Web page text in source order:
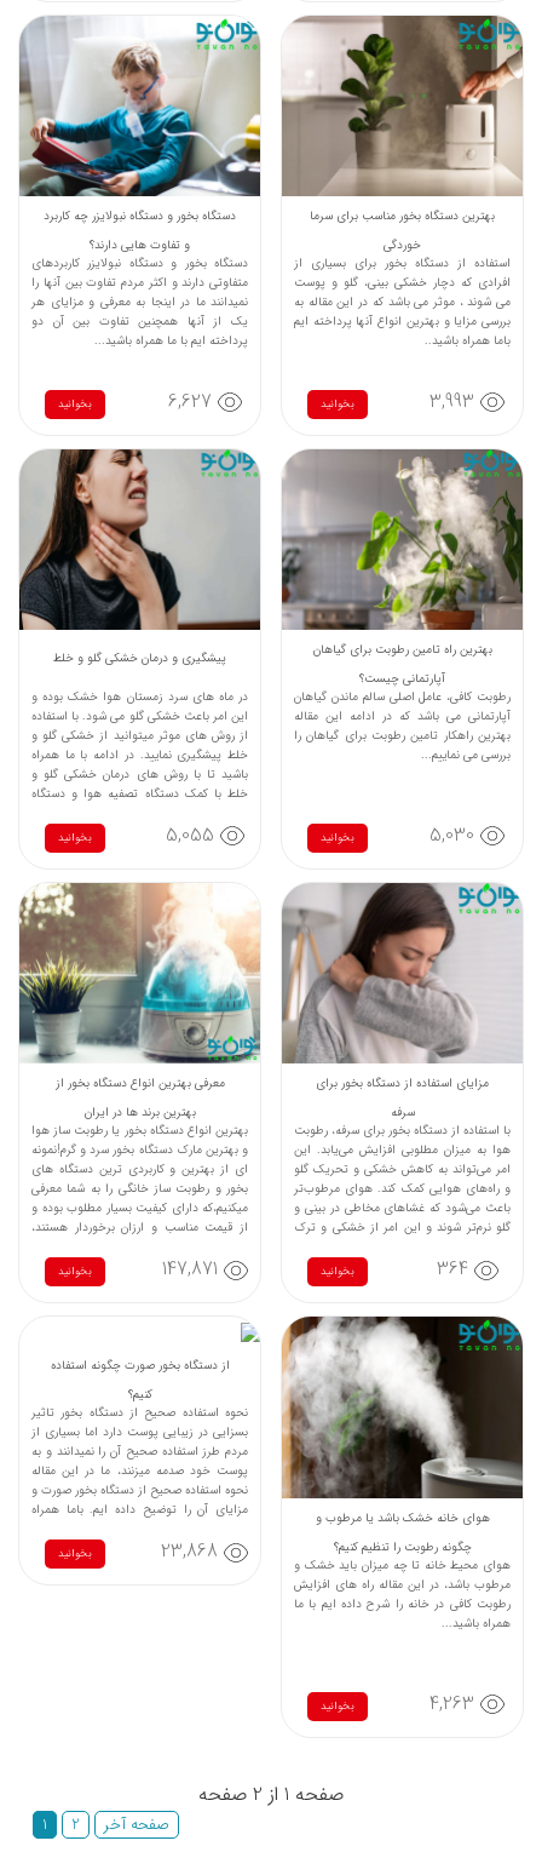
بهترین دستگاه بخور مناسب برای سرما
خوردگی
استفاده از دستگاه بخور برای بسیاری از
افرادی که دچار خشکی بینی، گلو و پوست
می شوند ، موثر می باشد که در این مقاله به
بررسی مزایا و بهترین انواع آنها پرداخته ایم
باما همراه باشید..
3,993 بخوانید
دستگاه بخور و دستگاه نبولایزر چه کاربرد
و تفاوت هایی دارند؟
دستگاه بخور و دستگاه نبولایزر کاربردهای
متفاوتی دارند و اکثر مردم تفاوت بین آنها را
نمیدانند ما در اینجا به معرفی و مزایای هر
یک از آنها همچنین تفاوت بین آن دو
پرداخته ایم با ما همراه باشید...
6,627 بخوانید
بهترین راه تامین رطوبت برای گیاهان
آپارتمانی چیست؟
رطوبت کافی، عامل اصلی سالم ماندن گیاهان
آپارتمانی می باشد که در ادامه این مقاله
بهترین راهکار تامین رطوبت برای گیاهان را
بررسی می نماییم...
5,030 بخوانید
پیشگیری و درمان خشکی گلو و خلط
در ماه های سرد زمستان هوا خشک بوده و
این امر باعث خشکی گلو می شود. با استفاده
از روش های موثر میتوانید از خشکی گلو و
خلط پیشگیری نمایید. در ادامه با ما همراه
باشید تا با روش های درمان خشکی گلو و
خلط با کمک دستگاه تصفیه هوا و دستگاه
5,055 بخوانید
مزایای استفاده از دستگاه بخور برای
سرفه
با استفاده از دستگاه بخور برای سرفه، رطوبت
هوا به میزان مطلوبی افزایش می‌یابد. این
امر می‌تواند به کاهش خشکی و تحریک گلو
و راه‌های هوایی کمک کند. هوای مرطوب‌تر
باعث می‌شود که غشاهای مخاطی در بینی و
گلو نرم‌تر شوند و این امر از خشکی و ترک
غشاهای مخاطی می‌تواند باعث تحریک و
سرفه شود، اما با افزایش رطوبت هوا، این
364 بخوانید
معرفی بهترین انواع دستگاه بخور از
بهترین برند ها در ایران
بهترین انواع دستگاه بخور یا رطوبت ساز هوا
و بهترین مارک دستگاه بخور سرد و گرم!نمونه
ای از بهترین و کاربردی ترین دستگاه های
بخور و رطوبت ساز خانگی را به شما معرفی
میکنیم،که دارای کیفیت بسیار مطلوب بوده و
از قیمت مناسب و ارزان برخوردار هستند،
تصفیه هوا را می توانید از فروشگاه تجهیزات
پزشکی توانی نو خریداری کنید)
147,871 بخوانید
هوای خانه خشک باشد یا مرطوب و
چگونه رطوبت را تنظیم کنیم؟
هوای محیط خانه تا چه میزان باید خشک و
مرطوب باشد، در این مقاله راه های افزایش
رطوبت کافی در خانه را شرح داده ایم با ما
همراه باشید...
4,263 بخوانید
از دستگاه بخور صورت چگونه استفاده
کنیم؟
نحوه استفاده صحیح از دستگاه بخور تاثیر
بسزایی در زیبایی پوست دارد اما بسیاری از
مردم طرز استفاده صحیح آن را نمیدانند و به
پوست خود صدمه میزنند، ما در این مقاله
نحوه استفاده صحیح از دستگاه بخور صورت و
مزایای آن را توضیح داده ایم. باما همراه
23,868 بخوانید
صفحه 1 از 2 صفحه
1 2 صفحه آخر